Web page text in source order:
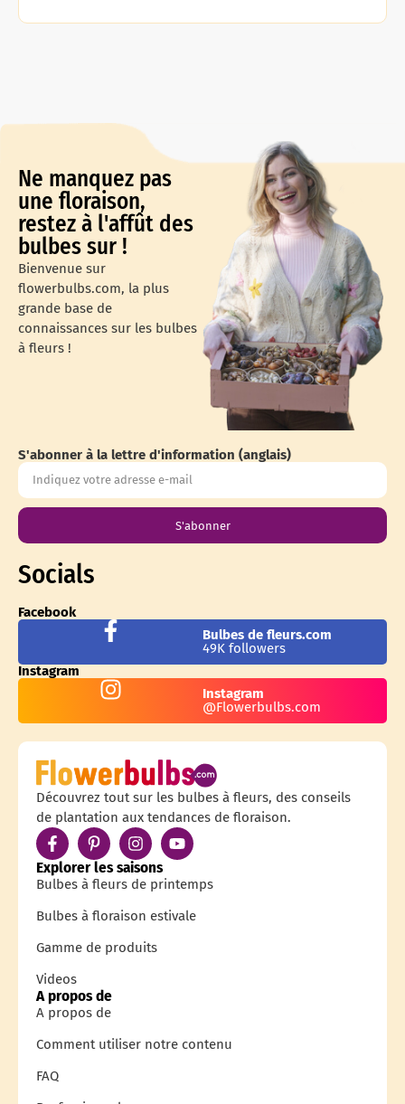
Ne manquez pas
une floraison,
restez à l'affût des
bulbes sur !
Bienvenue sur
flowerbulbs.com, la plus
grande base de
connaissances sur les bulbes
à fleurs !
S'abonner à la lettre d'information (anglais)
S'abonner
Socials
Facebook
Bulbes de fleurs.com
49K followers
Instagram
Instagram
@Flowerbulbs.com
Découvrez tout sur les bulbes à fleurs, des conseils
de plantation aux tendances de floraison.
Explorer les saisons
Bulbes à fleurs de printemps
Bulbes à floraison estivale
Gamme de produits
Videos
A propos de
A propos de
Comment utiliser notre contenu
FAQ